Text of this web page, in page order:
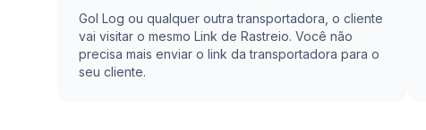
Gol Log ou qualquer outra transportadora, o cliente
vai visitar o mesmo Link de Rastreio. Você não
precisa mais enviar o link da transportadora para o
seu cliente.